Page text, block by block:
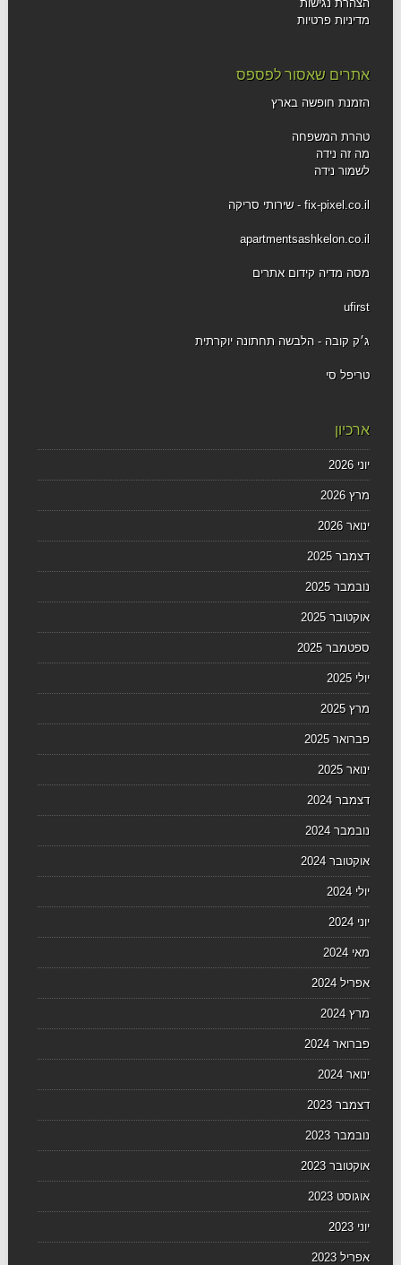
הצהרת נגישות
מדיניות פרטיות
אתרים שאסור לפספס
הזמנת חופשה בארץ
טהרת המשפחה
מה זה נידה
לשמור נידה
fix-pixel.co.il - שירותי סריקה
apartmentsashkelon.co.il
מסה מדיה קידום אתרים
ufirst
ג׳ק קובה - הלבשה תחתונה יוקרתית
טריפל סי
ארכיון
יוני 2026
מרץ 2026
ינואר 2026
דצמבר 2025
נובמבר 2025
אוקטובר 2025
ספטמבר 2025
יולי 2025
מרץ 2025
פברואר 2025
ינואר 2025
דצמבר 2024
נובמבר 2024
אוקטובר 2024
יולי 2024
יוני 2024
מאי 2024
אפריל 2024
מרץ 2024
פברואר 2024
ינואר 2024
דצמבר 2023
נובמבר 2023
אוקטובר 2023
אוגוסט 2023
יוני 2023
אפריל 2023